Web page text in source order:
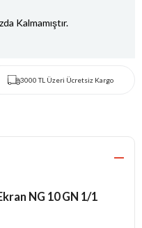
Kalmamıştır.
3000 TL Üzeri Ücretsiz Kargo
NG 10 GN 1/1